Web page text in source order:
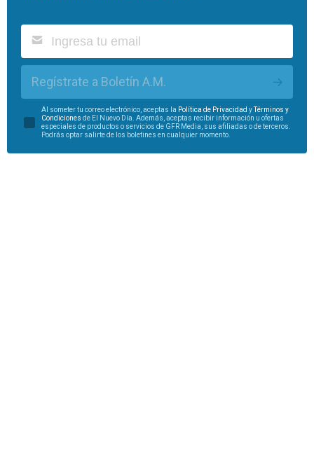
Regístrate a Boletín A.M.
Al someter tu correo electrónico, aceptas la Política de Privacidad yTérminos y
Condiciones de El Nuevo Día. Además, aceptas recibir información u ofertas
especiales de productos o servicios de GFR Media, sus afiliadas o de terceros.
Podrás optar salirte de los boletines en cualquier momento.